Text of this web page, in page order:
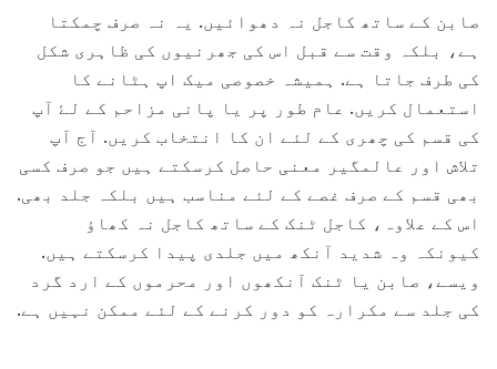
صابن کے ساتھ کاجل نہ دھوائیں. یہ نہ صرف چمکتا
ہے، بلکہ وقت سے قبل اس کی جھرنیوں کی ظاہری شکل
کی طرف جاتا ہے. ہمیشہ خصوصی میک اپ ہٹانے کا
استعمال کریں. عام طور پر یا پانی مزاحم کے لۓ آپ
کی قسم کی چھری کے لئے ان کا انتخاب کریں. آج آپ
تلاش اور عالمگیر معنی حاصل کرسکتے ہیں جو صرف کسی
بھی قسم کے صرف غصے کے لئے مناسب ہیں بلکہ جلد بھی.
اس کے علاوہ، کاجل ٹنک کے ساتھ کاجل نہ کھاؤ
کیونکہ وہ شدید آنکھ میں جلدی پیدا کرسکتے ہیں.
ویسے، صابن یا ٹنک آنکھوں اور محرموں کے ارد گرد
کی جلد سے مکرارہ کو دور کرنے کے لئے ممکن نہیں ہے.